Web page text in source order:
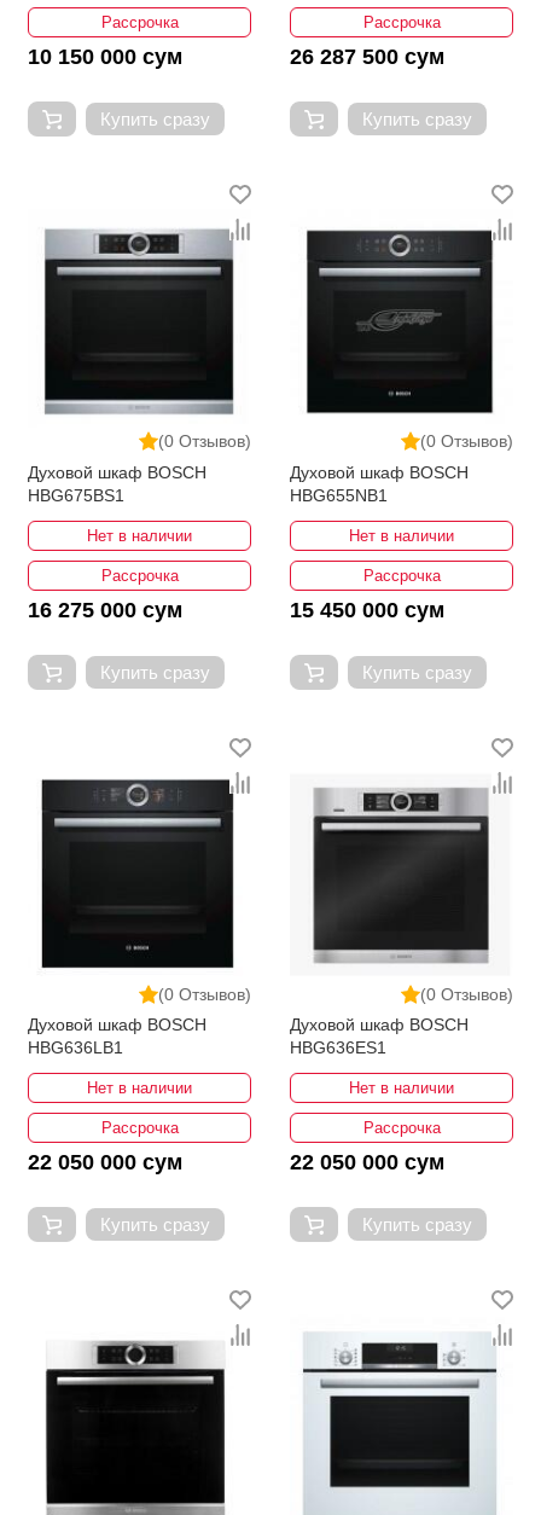
Рассрочка
10 150 000 сум
Купить сразу
Рассрочка
26 287 500 сум
Купить сразу
(0 Отзывов)
Духовой шкаф BOSCH
HBG675BS1
Нет в наличии
Рассрочка
16 275 000 сум
Купить сразу
(0 Отзывов)
Духовой шкаф BOSCH
HBG655NB1
Нет в наличии
Рассрочка
15 450 000 сум
Купить сразу
(0 Отзывов)
Духовой шкаф BOSCH
HBG636LB1
Нет в наличии
Рассрочка
22 050 000 сум
Купить сразу
(0 Отзывов)
Духовой шкаф BOSCH
HBG636ES1
Нет в наличии
Рассрочка
22 050 000 сум
Купить сразу